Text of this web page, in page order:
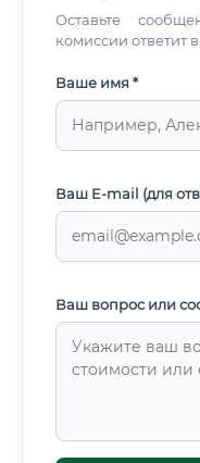
Оставьте
комиссии ответит
Ваше имя *
Ваш E-mail (для
Ваш вопрос или